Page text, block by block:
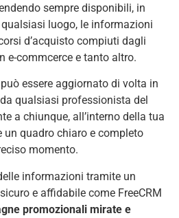
sempre disponibili, in
luogo, le informazioni
d’acquisto compiuti dagli
e-commcerce e tanto altro.
essere aggiornato di volta in
qualsiasi professionista del
a chiunque, all’interno della tua
un quadro chiaro e completo
momento.
informazioni tramite un
e affidabile come FreeCRM
promozionali mirate e